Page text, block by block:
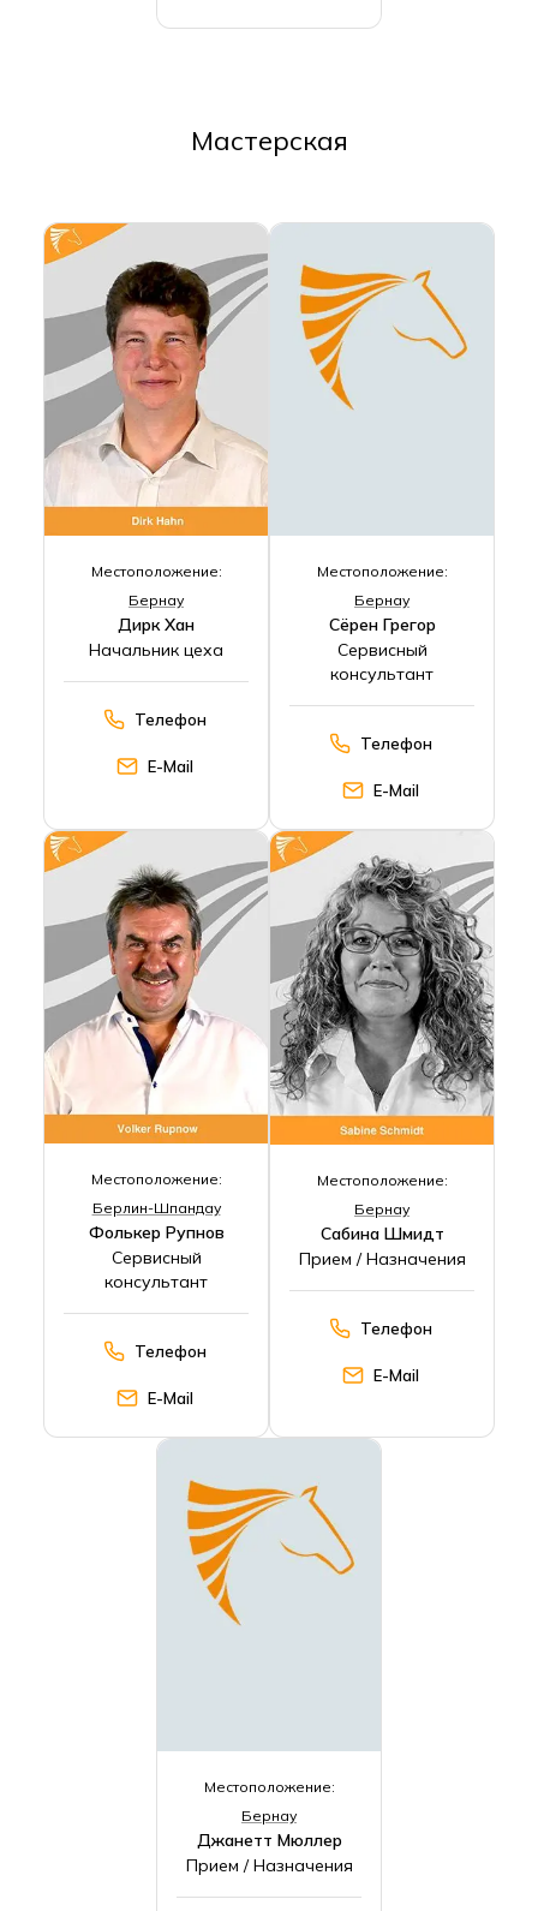
Мастерская
Местоположение:
Бернау
Дирк Хан
Начальник цеха
Телефон
E-Mail
Местоположение:
Бернау
Сёрен Грегор
Сервисный
консультант
Телефон
E-Mail
Местоположение:
Берлин-Шпандау
Фолькер Рупнов
Сервисный
консультант
Телефон
E-Mail
Местоположение:
Бернау
Сабина Шмидт
Прием / Назначения
Телефон
E-Mail
Местоположение:
Бернау
Джанетт Мюллер
Прием / Назначения